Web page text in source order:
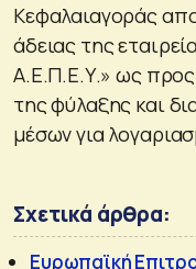
Κεφαλαιαγοράς
άδειας της
Α.Ε.Π.Ε.Υ.» ως
της φύλαξης και
μέσων για
Σχετικά άρθρα:
Ευρωπαϊκή